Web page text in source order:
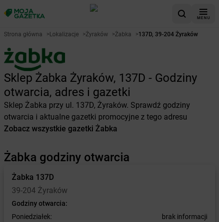
MENU
Strona główna >Lokalizacje >Żyraków >Żabka >137D, 39-204 Żyraków
Sklep Żabka Żyraków, 137D - Godziny
otwarcia, adres i gazetki
Sklep Żabka przy ul. 137D, Żyraków. Sprawdź godziny
otwarcia i aktualne gazetki promocyjne z tego adresu
Zobacz wszystkie gazetki Żabka
Żabka godziny otwarcia
Żabka 137D
39-204 Żyraków
Godziny otwarcia:
Poniedziałek:
brak informacji